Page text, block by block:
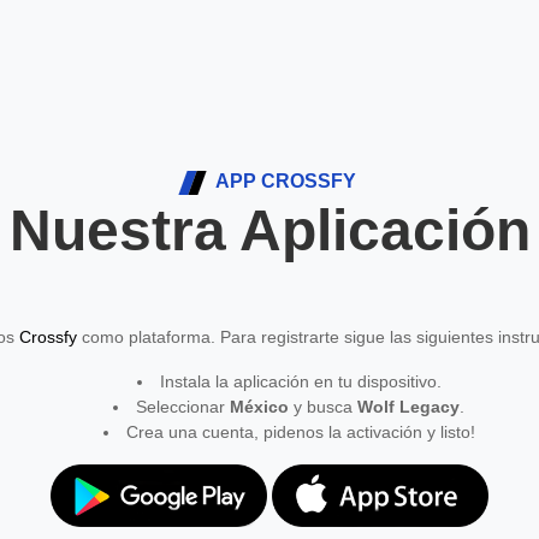
APP CROSSFY
Nuestra Aplicación
Crossfy como plataforma. Para registrarte sigue las siguientes
Instala la aplicación en tu dispositivo.
Seleccionar México y busca Wolf Legacy
Crea una cuenta, pidenos la activación y listo!